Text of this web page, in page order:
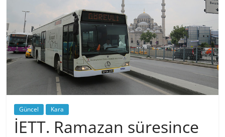
Güncel Kara
İETT. Ramazan süresince